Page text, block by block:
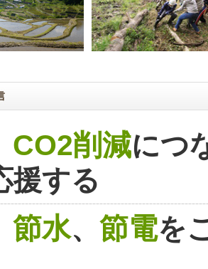
CO2削減につ
援する
節水、 節電を